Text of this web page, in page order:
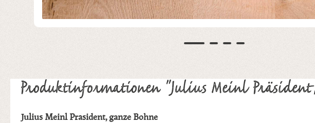
Produktinformationen "Julius Meinl
Julius Meinl Präsident, ganze Bohne